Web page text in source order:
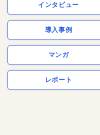
インタビュー
導入事例
マンガ
レポート